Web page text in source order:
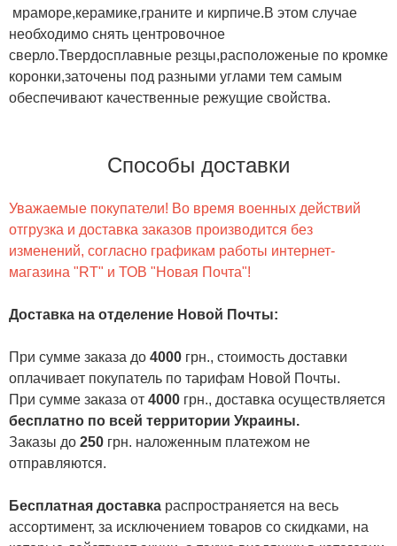
мраморе,керамике,граните и кирпиче.В этом случае
необходимо снять центровочное
сверло.Твердосплавные резцы,расположеные по кромке
коронки,заточены под разными углами тем самым
обеспечивают качественные режущие свойства.
Способы доставки
Уважаемые покупатели! Во время военных действий
отгрузка и доставка заказов производится без
изменений, согласно графикам работы интернет-
магазина "RT" и ТОВ "Новая Почта"!
Доставка на отделение Новой Почты:
При сумме заказа до 4000 грн., стоимость доставки
оплачивает покупатель по тарифам Новой Почты.
При сумме заказа от 4000 грн., доставка осуществляется
бесплатно по всей территории Украины.
Заказы до 250 грн. наложенным платежом не
отправляются.
Бесплатная доставка распространяется на весь
ассортимент, за исключением товаров со скидками, на